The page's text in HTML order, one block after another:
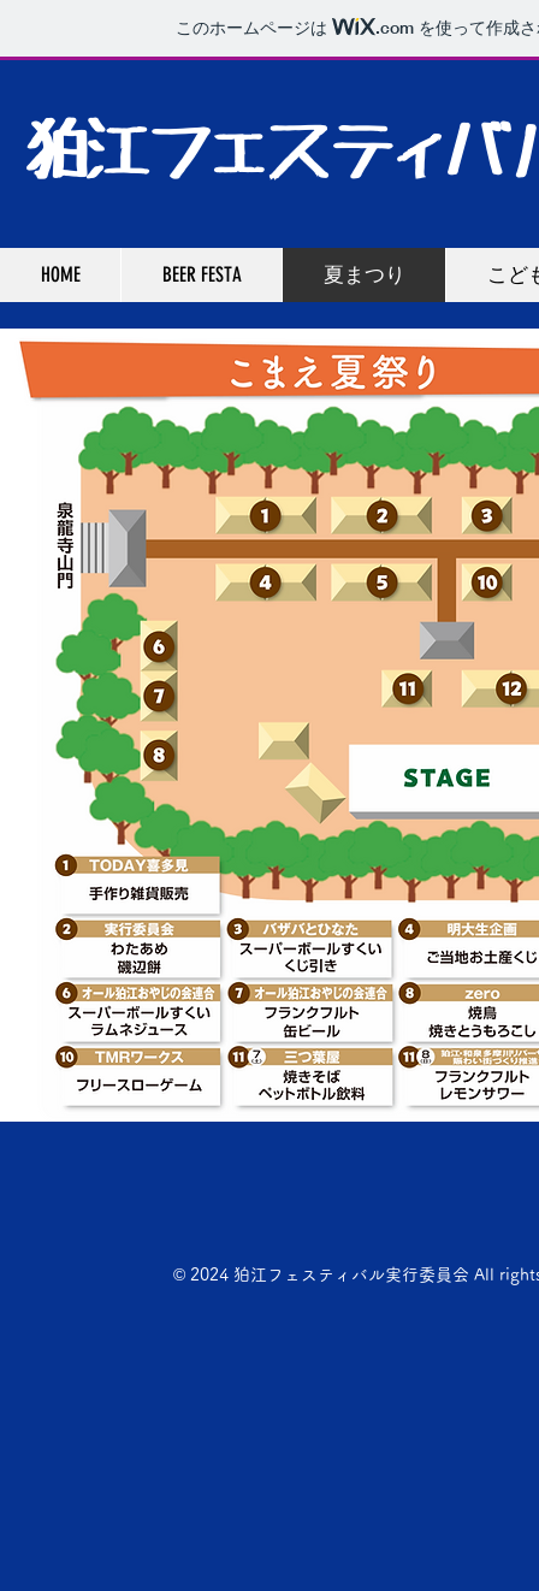
このホームページは .comを使って作成さ
狛江フェスティバ
HOME BEER FESTA 夏まつり こど
© 2024 狛江フェスティバル実行委員会 All